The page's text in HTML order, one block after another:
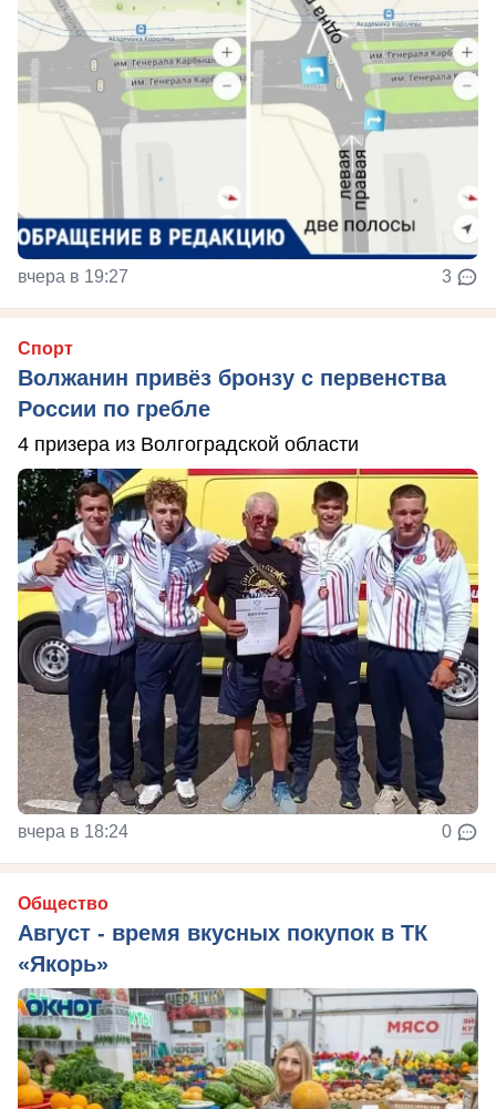
вчера в 19:27 3
Спорт
Волжанин привёз бронзу с первенства
России по гребле
4 призера из Волгоградской области
вчера в 18:24 0
Общество
Август - время вкусных покупок в ТК
«Якорь»